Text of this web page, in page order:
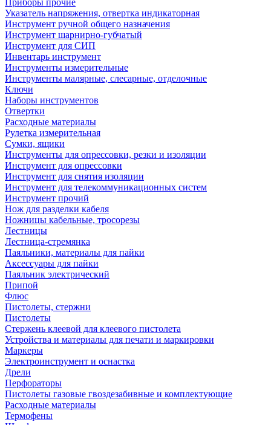
Приборы прочие
Указатель напряжения, отвертка индикаторная
Инструмент ручной общего назначения
Инструмент шарнирно-губчатый
Инструмент для СИП
Инвентарь инструмент
Инструменты измерительные
Инструменты малярные, слесарные, отделочные
Ключи
Наборы инструментов
Отвертки
Расходные материалы
Рулетка измерительная
Сумки, ящики
Инструменты для опрессовки, резки и изоляции
Инструмент для опрессовки
Инструмент для снятия изоляции
Инструмент для телекоммуникационных систем
Инструмент прочий
Нож для разделки кабеля
Ножницы кабельные, тросорезы
Лестницы
Лестница-стремянка
Паяльники, материалы для пайки
Аксессуары для пайки
Паяльник электрический
Припой
Флюс
Пистолеты, стержни
Пистолеты
Стержень клеевой для клеевого пистолета
Устройства и материалы для печати и маркировки
Маркеры
Электроинструмент и оснастка
Дрели
Перфораторы
Пистолеты газовые гвоздезабивные и комплектующие
Расходные материалы
Термофены